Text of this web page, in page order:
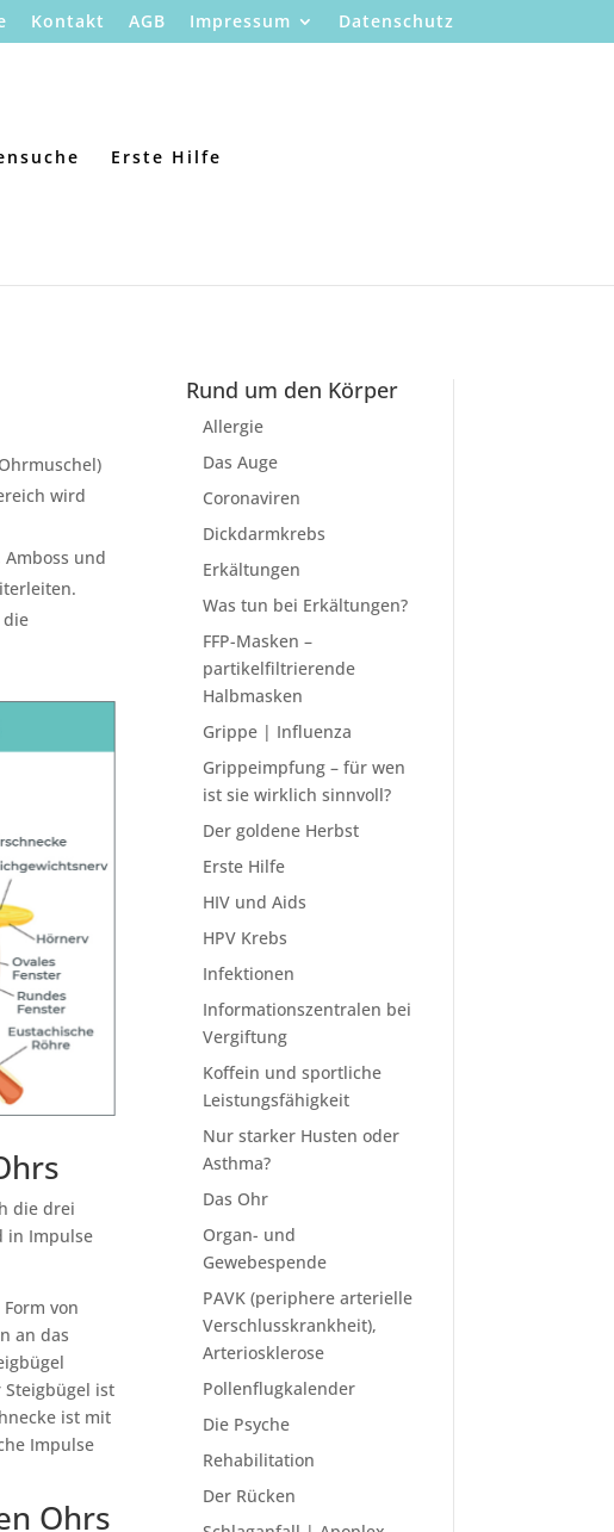
Kontakt AGB Impressum Datenschutz
Erste Hilfe
wird
und
die
die drei
in Impulse
von
an das
ist
ist mit
Impulse
Ohrs
Rund um den Körper
Allergie
Das Auge
Coronaviren
Dickdarmkrebs
Erkältungen
Was tun bei Erkältungen?
FFP-Masken –
partikelfiltrierende
Halbmasken
Grippe | Influenza
Grippeimpfung – für wen
ist sie wirklich sinnvoll?
Der goldene Herbst
Erste Hilfe
HIV und Aids
HPV Krebs
Infektionen
Informationszentralen bei
Vergiftung
Koffein und sportliche
Leistungsfähigkeit
Nur starker Husten oder
Asthma?
Das Ohr
Organ- und
Gewebespende
PAVK (periphere arterielle
Verschlusskrankheit),
Arteriosklerose
Pollenflugkalender
Die Psyche
Rehabilitation
Der Rücken